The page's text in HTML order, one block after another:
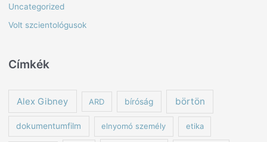
Uncategorized
Volt szcientológusok
Címkék
Alex Gibney ARD bíróság börtön
dokumentumfilm elnyomó személy etika